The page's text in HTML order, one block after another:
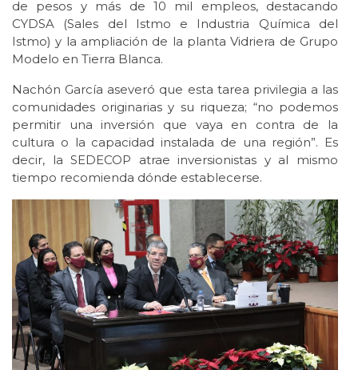
de pesos y más de 10 mil empleos, destacando
CYDSA (Sales del Istmo e Industria Química del
Istmo) y la ampliación de la planta Vidriera de Grupo
Modelo en Tierra Blanca.
Nachón García aseveró que esta tarea privilegia a las
comunidades originarias y su riqueza; “no podemos
permitir una inversión que vaya en contra de la
cultura o la capacidad instalada de una región”. Es
decir, la SEDECOP atrae inversionistas y al mismo
tiempo recomienda dónde establecerse.